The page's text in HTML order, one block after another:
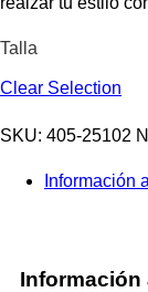
Talla
Clear Selection
SKU: 405-25102
Información
Información